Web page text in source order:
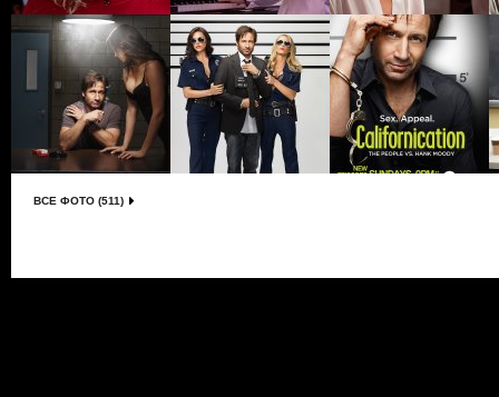
ВСЕ ФОТО (511)